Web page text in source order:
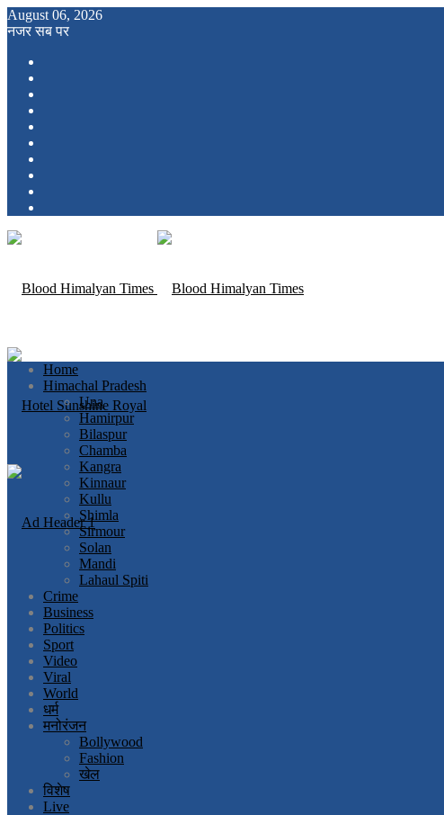
August 06, 2026
नजर सब पर
Home
Himachal Pradesh
Una
Hamirpur
Bilaspur
Chamba
Kangra
Kinnaur
Kullu
Shimla
Sirmour
Solan
Mandi
Lahaul Spiti
Crime
Business
Politics
Sport
Video
Viral
World
धर्म
मनोरंजन
Bollywood
Fashion
खेल
विशेष
Live